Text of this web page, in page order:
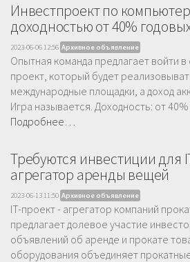
Инвестпроект по
доходностью от 40%
2023-06-06 12:56 Архивное объявление
Опытная команда предлагает войти
проект, который будет
международные площадки, а доход
Игра называется. Доходность: от 40%
Подробнее…
Требуются инвестиции для
агрегатор аренды вещей
2023-06-13 11:50 Архивное объявление
IT-проект - агрегатор компаний
предлагает долевое участие
объявлений об аренде и прокате
оборудования объединяет прокатные